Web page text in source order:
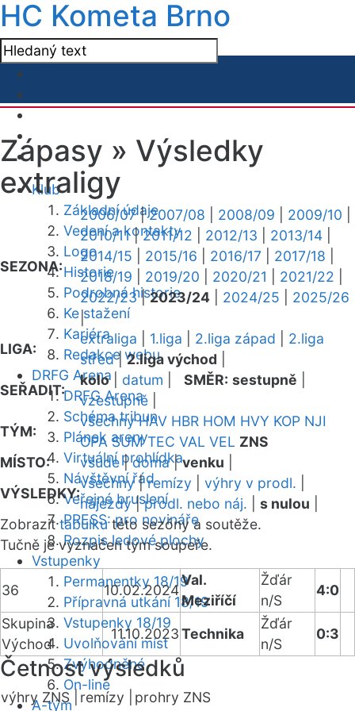
HC Kometa Brno
Klub
Základní údaje
Vedení a kontakty
Logo
Historie
Podrobná historie
Ke stažení
Kariéra
Redakce webu
DRFG Arena
DRFG Arena
Schéma tribun
Plánek areny
Virtuální prohlídka
Návštěvní řád
Veřejné bruslení
PRESS: pro novináře
Rozpis ledové plochy
Vstupenky
Permanentky 18/19
Přípravná utkání 18/19
Vstupenky 18/19
Uvolňování míst
Zvýhodněné
On-line
A-tým
Zápasy » Výsledky
extraligy
SEZONA:
2006/07|2007/08 2008/09 2009/10
2010/11|2011/12 2012/13 2013/14
2014/15
2015/16 2016/17 2017/18
2018/19
2019/20 2020/21 2021/22
2022/23|2023/24 2024/25
2025/26
|
LIGA:
extraliga 1.liga 2.liga západ
2.liga
střed|2.liga východ
SEŘADIT:
kolo| datum SMĚR: sestupně
vzestupně
TÝM:
všechny HAV HBR HOM HVY KOP NJI
OPA SUM TEC VAL VEL ZNS
MÍSTO:
všude|doma|venku
VÝSLEDKY:
všechny|remízy výhry v prodl.
nájezdy|prodl. nebo náj. s nulou
Zobrazittabulkutéto sezóny a soutěže.
Tučně je vyznačen tým soupeře.
36 10.02.2024
Val.
Meziříčí
Žďár
n/S
4:0
Skupina
Východ
11.10.2023Technika
Žďár
n/S
0:3
Četnost výsledků
výhry ZNS | remízy |
prohry ZNS